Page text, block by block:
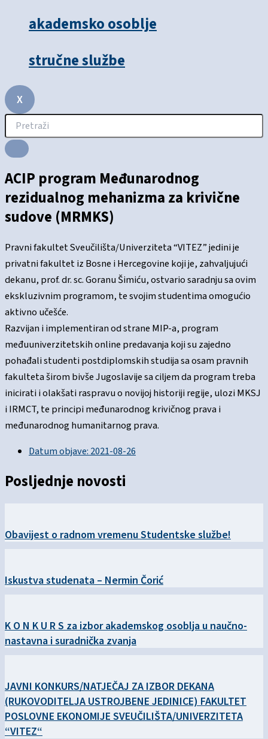
akademsko osoblje
stručne službe
X
ACIP program Međunarodnog
rezidualnog mehanizma za krivične
sudove (MRMKS)
Pravni fakultet Sveučilišta/Univerziteta “VITEZ” jedini je
privatni fakultet iz Bosne i Hercegovine koji je, zahvaljujući
dekanu, prof. dr. sc. Goranu Šimiću, ostvario saradnju sa ovim
ekskluzivnim programom, te svojim studentima omogućio
aktivno učešće.
Razvijan i implementiran od strane MIP-a, program
međuuniverzitetskih online predavanja koji su zajedno
pohađali studenti postdiplomskih studija sa osam pravnih
fakulteta širom bivše Jugoslavije sa ciljem da program treba
inicirati i olakšati raspravu o novijoj historiji regije, ulozi MKSJ
i IRMCT, te principi međunarodnog krivičnog prava i
međunarodnog humanitarnog prava.
Datum objave:2021-08-26
Posljednje novosti
Obavijest o radnom vremenu Studentske službe!
Iskustva studenata – Nermin Čorić
K O N K U R S za izbor akademskog osoblja u naučno-
nastavna i suradnička zvanja
JAVNI KONKURS/NATJEČAJ ZA IZBOR DEKANA
(RUKOVODITELJA USTROJBENE JEDINICE) FAKULTET
POSLOVNE EKONOMIJE SVEUČILIŠTA/UNIVERZITETA
“VITEZ“